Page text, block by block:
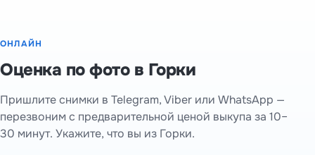
ОНЛАЙН
Оценка по фото в Горки
Пришлите снимки в Telegram, Viber или WhatsApp —
перезвоним с предварительной ценой выкупа за 10–
30 минут. Укажите, что вы из Горки.